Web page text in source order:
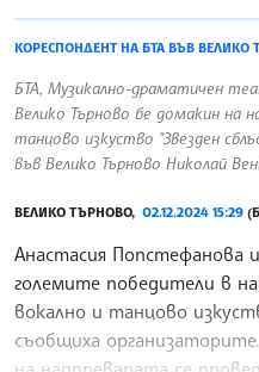
КОРЕСПОНДЕНТ НА БТА ВЪВ
БТА, Музикално-драматичен
Велико Търново бе домакин на
танцово изкуство "Звезден
във Велико Търново Николай
ВЕЛИКО ТЪРНОВО, 02.12.2024 15:29
Анастасия Попстефанова
големите победители в
вокално и танцово
съобщиха